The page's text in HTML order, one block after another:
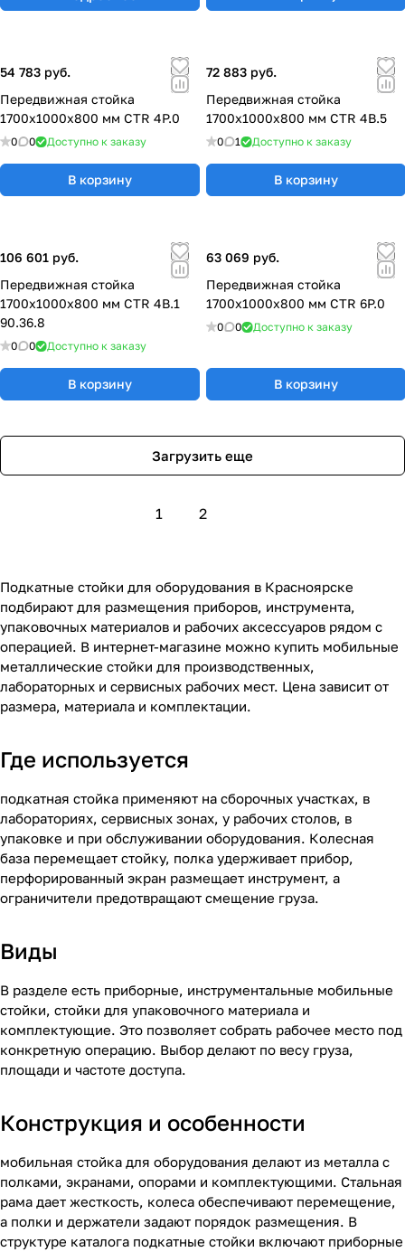
54 783 руб.
Передвижная стойка
1700x1000x800 мм CTR 4P.0
0 0 Доступно к заказу
В корзину
72 883 руб.
Передвижная стойка
1700x1000x800 мм CTR 4B.5
0 1 Доступно к заказу
В корзину
106 601 руб.
Передвижная стойка
1700x1000x800 мм CTR 4B.1
90.36.8
0 0 Доступно к заказу
В корзину
63 069 руб.
Передвижная стойка
1700x1000x800 мм CTR 6P.0
0 0 Доступно к заказу
В корзину
Загрузить еще
1 2
Подкатные стойки для оборудования в Красноярске
подбирают для размещения приборов, инструмента,
упаковочных материалов и рабочих аксессуаров рядом с
операцией. В интернет-магазине можно купить мобильные
металлические стойки для производственных,
лабораторных и сервисных рабочих мест. Цена зависит от
размера, материала и комплектации.
Где используется
подкатная стойка применяют на сборочных участках, в
лабораториях, сервисных зонах, у рабочих столов, в
упаковке и при обслуживании оборудования. Колесная
база перемещает стойку, полка удерживает прибор,
перфорированный экран размещает инструмент, а
ограничители предотвращают смещение груза.
Виды
В разделе есть приборные, инструментальные мобильные
стойки, стойки для упаковочного материала и
комплектующие. Это позволяет собрать рабочее место под
конкретную операцию. Выбор делают по весу груза,
площади и частоте доступа.
Конструкция и особенности
мобильная стойка для оборудования делают из металла с
полками, экранами, опорами и комплектующими. Стальная
рама дает жесткость, колеса обеспечивают перемещение,
а полки и держатели задают порядок размещения. В
структуре каталога подкатные стойки включают приборные